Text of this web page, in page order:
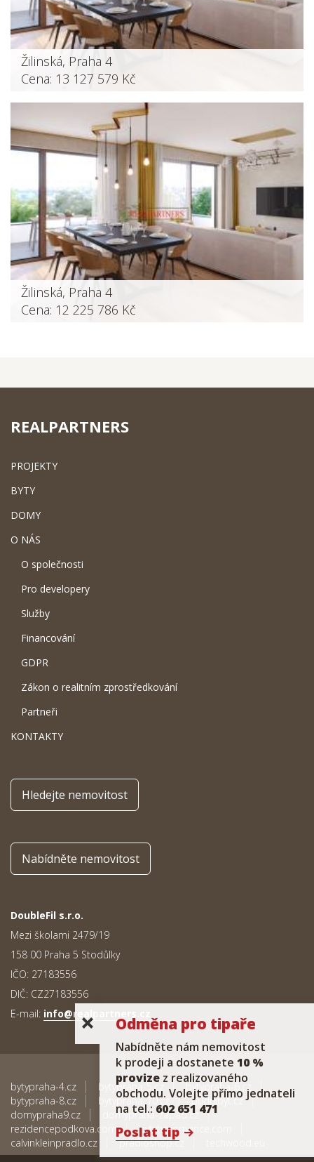
Žilinská, Praha 4
Cena: 13 127 579 Kč
Žilinská, Praha 4
Cena: 12 225 786 Kč
REALPARTNERS
PROJEKTY
BYTY
DOMY
O NÁS
O společnosti
Pro developery
Služby
Financování
GDPR
Zákon o realitním zprostředkování
Partneři
KONTAKTY
Hledejte nemovitost
Nabídněte nemovitost
DoubleFil s.r.o.
Mezi školami 2479/19
158 00 Praha 5 Stodůlky
IČO: 27183556
DIČ: CZ27183556
E-mail: info@realpartners.cz
bytypraha-4.cz bytypraha-5.cz
bytypraha-6.cz
bytypraha-8.cz
bytypraha-10.cz
pudnibyt.cz
domypraha9.cz
domypraha-zapad.cz
rezidencepodkova.com
bytyhoromerice.com
calvinkleinpradlo.cz
pradloshop.cz
Odměna pro tipaře
Nabídněte nám nemovitost
k prodeji a dostanete 10 %
provize z realizovaného
obchodu. Volejte přímo jednateli
na tel.: 602 651 471
Poslat tip